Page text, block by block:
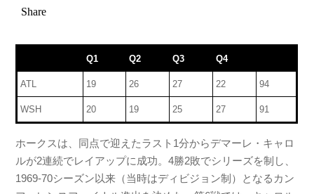
Q1 Q2 Q3 Q4
ATL 19 26 27 22 94
WSH 20 19 25 27 91
ホークスは、同点で迎えたラスト1分からデマーレ・キャロ
ルが2連続でレイアップに成功。4勝2敗でシリーズを制し、
1969-70シーズン以来（当時はディビジョン制）となるカン